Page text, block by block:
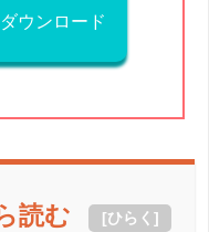
ウンロード
読む [ひらく ]